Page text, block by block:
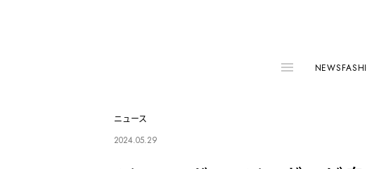
NEWS
ニュース
2024.05.29